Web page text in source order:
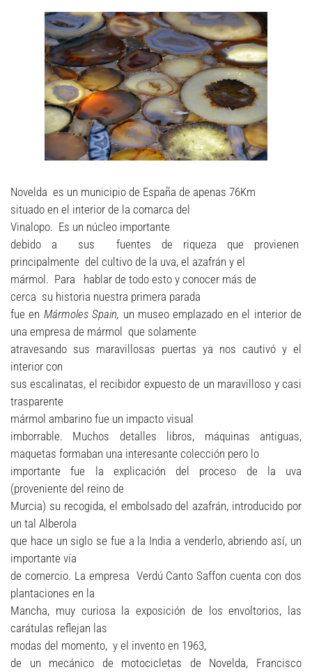
Novelda es un municipio de España de apenas 76Km
situado en el interior de la comarca del
Vinalopo. Es un núcleo importante
debido a sus fuentes de riqueza que provienen
principalmente del cultivo de la uva, el azafrán y el
mármol. Para hablar de todo esto y conocer más de
cerca su historia nuestra primera parada
fue en Mármoles Spain, un museo emplazado en el interior de
una empresa de mármol que solamente
atravesando sus maravillosas puertas ya nos cautivó y el
interior con
sus escalinatas, el recibidor expuesto de un maravilloso y casi
trasparente
mármol ambarino fue un impacto visual
imborrable. Muchos detalles libros, máquinas antiguas,
maquetas formaban una interesante colección pero lo
importante fue la explicación del proceso de la uva
(proveniente del reino de
Murcia) su recogida, el embolsado del azafrán, introducido por
un tal Alberola
que hace un siglo se fue a la India a venderlo, abriendo así, un
importante vía
de comercio. La empresa Verdú Canto Saffon cuenta con dos
plantaciones en la
Mancha, muy curiosa la exposición de los envoltorios, las
carátulas reflejan las
modas del momento, y el invento en 1963,
de un mecánico de motocicletas de Novelda, Francisco